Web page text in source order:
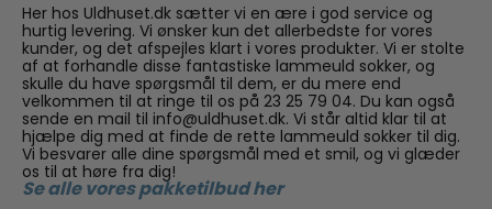
Her hos Uldhuset.dk sætter vi en ære i god service og
hurtig levering. Vi ønsker kun det allerbedste for vores
kunder, og det afspejles klart i vores produkter. Vi er stolte
af at forhandle disse fantastiske lammeuld sokker, og
skulle du have spørgsmål til dem, er du mere end
velkommen til at ringe til os på 23 25 79 04. Du kan også
sende en mail til info@uldhuset.dk. Vi står altid klar til at
hjælpe dig med at finde de rette lammeuld sokker til dig.
Vi besvarer alle dine spørgsmål med et smil, og vi glæder
os til at høre fra dig!
Se alle vores pakketilbud her